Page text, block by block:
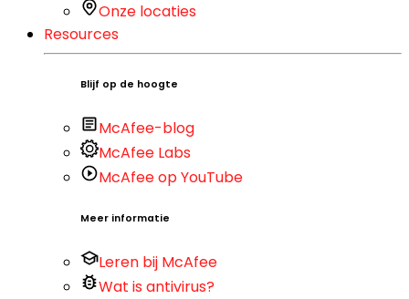
Onze locaties
Resources
Blijf op de hoogte
McAfee-blog
McAfee Labs
McAfee op YouTube
Meer informatie
Leren bij McAfee
Wat is antivirus?